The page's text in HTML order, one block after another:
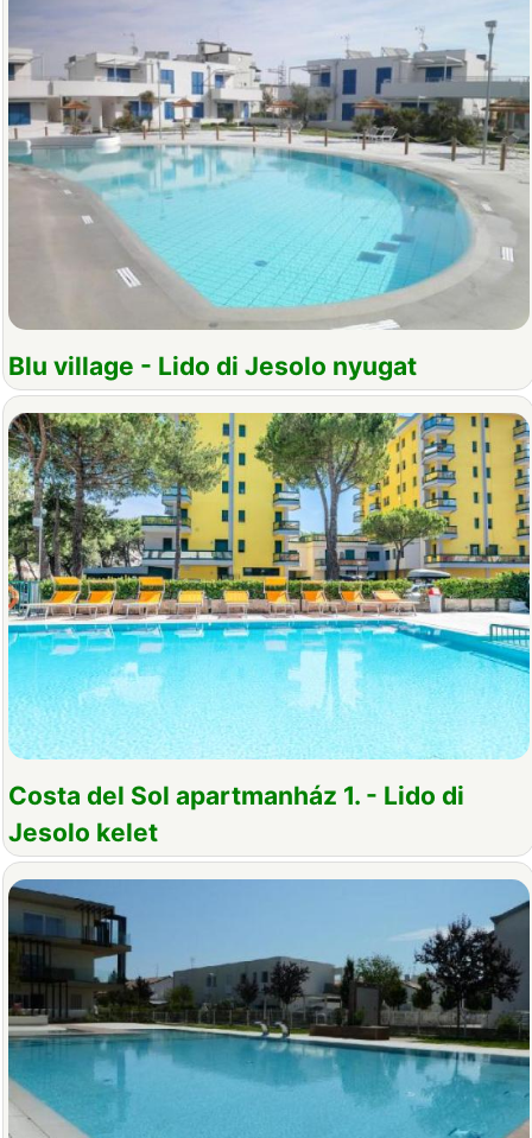
Blu village - Lido di Jesolo nyugat
Costa del Sol apartmanház 1. - Lido di
Jesolo kelet